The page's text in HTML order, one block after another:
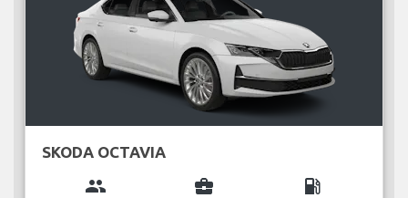
SKODA OCTAVIA
group business_center local_gas_station